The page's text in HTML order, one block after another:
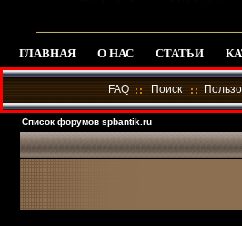
ГЛАВНАЯ О НАС СТАТЬИ
FAQ Поиск
Список форумов spbantik.ru